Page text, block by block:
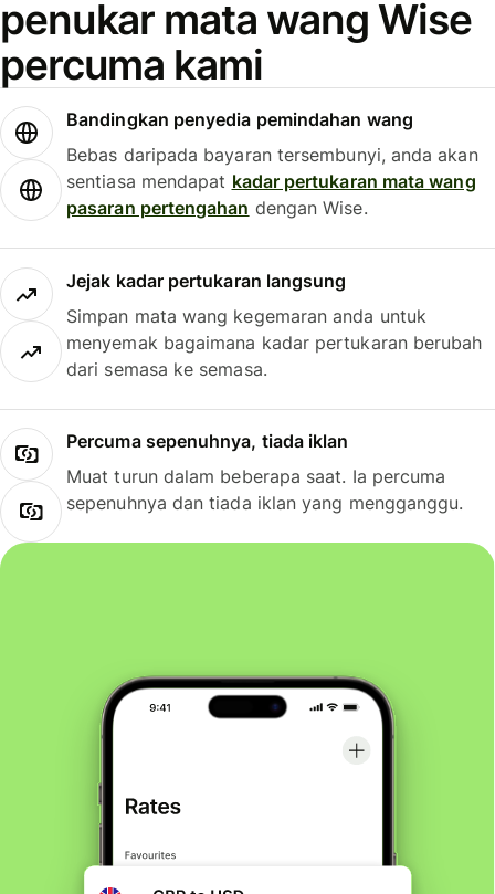
penukar mata wang Wise
percuma kami
Bandingkan penyedia pemindahan wang
Bebas daripada bayaran tersembunyi, anda akan
sentiasa mendapat kadar pertukaran mata wang
pasaran pertengahan dengan Wise.
Jejak kadar pertukaran langsung
Simpan mata wang kegemaran anda untuk
menyemak bagaimana kadar pertukaran berubah
dari semasa ke semasa.
Percuma sepenuhnya, tiada iklan
Muat turun dalam beberapa saat. Ia percuma
sepenuhnya dan tiada iklan yang mengganggu.